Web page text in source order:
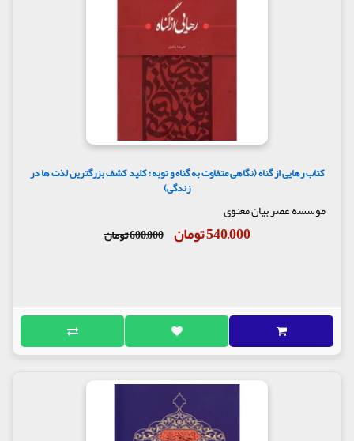
کتاب رهایی از گناه (نگاهی متفاوت به گناه و توبه؛ کلید کشف بزرگترین لذت ها در
زندگی)
موسسه عصر بیان معنوی
540,000 تومان 600,000 تومان